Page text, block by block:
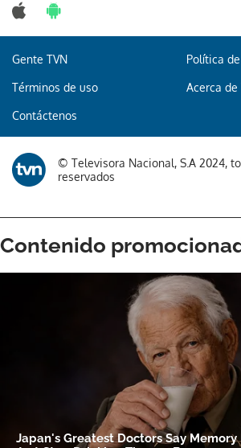
Gente TVN Política
Términos de uso Acerca de
Contáctenos
© Televisora Nacional, S.A 2024,
reservados